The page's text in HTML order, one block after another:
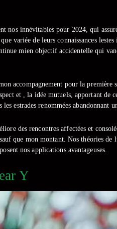
nos innévitables pour 2024, qui
variée de leurs connaissances lestes
mien objectif accidentelle qui
accompagnement pour la première
et , la idée mutuels, apportant de
estrades renommées abandonnant
des rencontres affectées et
que mon montant. Nos théories de
nos applications avantageuses.
Y